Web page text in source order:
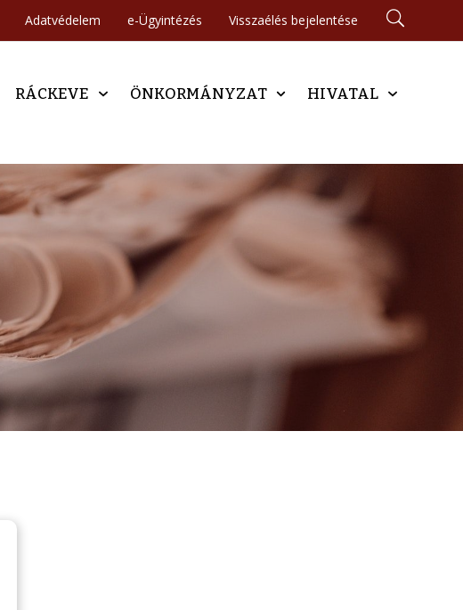
Adatvédelem e-Ügyintézés Visszaélés bejelentése
RÁCKEVE ÖNKORMÁNYZAT HIVATAL